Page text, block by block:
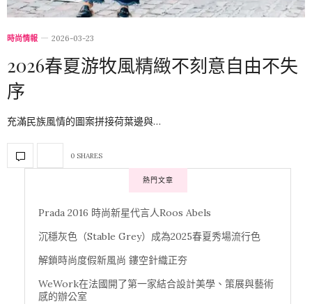
時尚情報 2026-03-23
2026春夏游牧風精緻不刻意自由不失
序
充滿民族風情的圖案拼接荷葉邊與…
0 SHARES
熱門文章
Prada 2016 時尚新星代言人Roos Abels
沉穩灰色（Stable Grey）成為2025春夏秀場流行色
解鎖時尚度假新風尚 鏤空針織正夯
WeWork在法國開了第一家結合設計美學、策展與藝術
感的辦公室